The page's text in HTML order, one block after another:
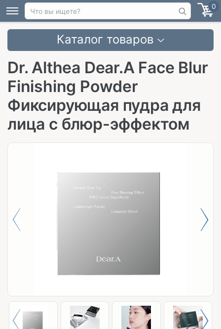
0
Каталог товаров
Dr. Althea Dear.A Face Blur
Finishing Powder
Фиксирующая пудра для
лица с блюр-эффектом